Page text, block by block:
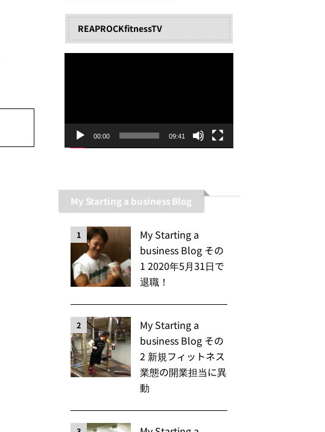
REAPROCKfitnessTV
ー
00:00 09:41
My Starting a business Blog
1
My Starting a
business Blog その
1 2020年5月31日で
退職！
2
My Starting a
business Blog その
2 新規フィットネス
業態の開業担当に異
動